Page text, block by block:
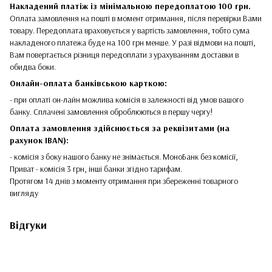
Накладений платіж із мінімальною передоплатою 100 грн.
Оплата замовлення на пошті в момент отримання, після перевірки Вами
товару. Передоплата враховується у вартість замовлення, тобто сума
накладеного платежа буде на 100 грн менше. У разі відмови на пошті,
Вам повертається різниця передоплати з урахуванням доставки в
обидва боки.
Онлайн-оплата банківською карткою:
- при оплаті он-лайн можлива комісія в залежності від умов вашого
банку. Сплачені замовлення оброблюються в першу чергу!
Оплата замовлення здійснюється за реквізитами (на
рахунок IBAN):
- комісія з боку нашого банку не знімається. МоноБанк без комісії,
Приват - комісія 3 грн, інші банки згідно тарифам.
Протягом 14 днів з моменту отримання при збереженні товарного
вигляду
Відгуки